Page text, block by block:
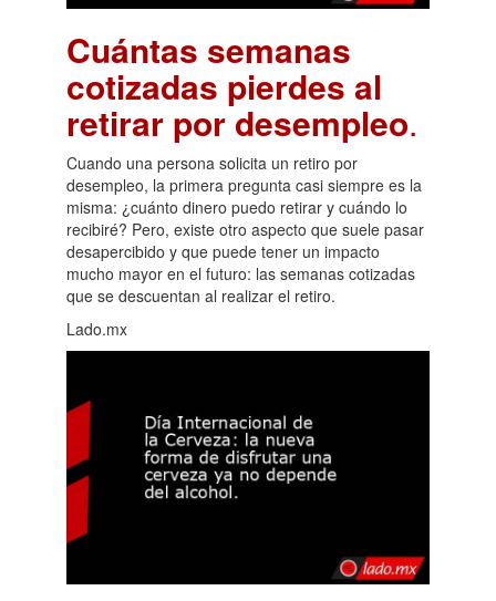
Cuántas semanas
cotizadas pierdes al
retirar por desempleo.
Cuando una persona solicita un retiro por
desempleo, la primera pregunta casi siempre es la
misma: ¿cuánto dinero puedo retirar y cuándo lo
recibiré? Pero, existe otro aspecto que suele pasar
desapercibido y que puede tener un impacto
mucho mayor en el futuro: las semanas cotizadas
que se descuentan al realizar el retiro.
Lado.mx